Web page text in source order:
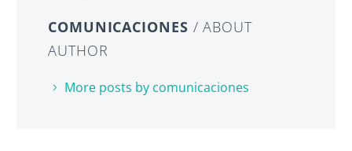
COMUNICACIONES / ABOUT
AUTHOR
More posts by comunicaciones